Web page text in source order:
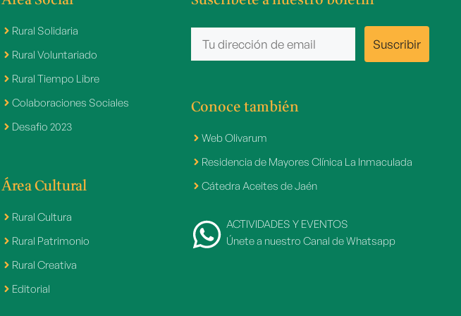
Rural Solidaria
Rural Voluntariado
Rural Tiempo Libre
Colaboraciones Sociales
Desafio 2023
Área Cultural
Rural Cultura
Rural Patrimonio
Rural Creativa
Editorial
Conoce también
Web Olivarum
Residencia de Mayores Clínica La Inmaculada
Cátedra Aceites de Jaén
ACTIVIDADES Y EVENTOS
Únete a nuestro Canal de Whatsapp